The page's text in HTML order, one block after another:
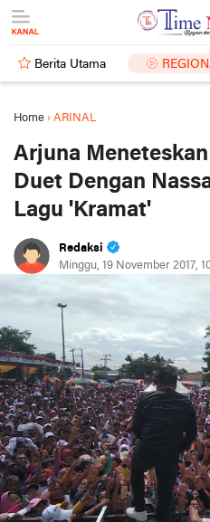
Berita Utama
Home › ARINAL
Arjuna
Duet Dengan
Lagu 'Kramat'
Redaksi
Minggu, 19 November 2017,